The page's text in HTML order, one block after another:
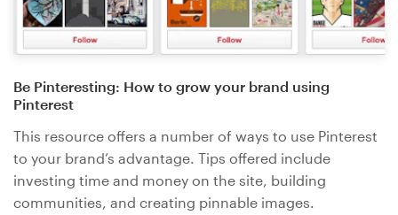
Be Pinteresting: How to grow your brand using
Pinterest
This resource offers a number of ways to use Pinterest
to your brand’s advantage. Tips offered include
investing time and money on the site, building
communities, and creating pinnable images.